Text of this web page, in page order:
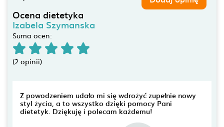
Ocena dietetyka
Izabela Szymanska
Suma ocen:
(2 opinii)
Z powodzeniem udało mi się wdrożyć zupełnie nowy
styl życia, a to wszystko dzięki pomocy Pani
dietetyk. Dziękuję i polecam każdemu!